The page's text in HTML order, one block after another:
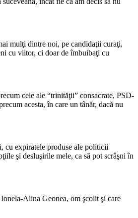
mulţi dintre noi, pe candidaţii curaţi,
cu viitor, ci doar de îmbuibaţi cu
cele ale “trinităţii” consacrate, PSD-
acesta, în care un tânăr, dacă nu
cu expiratele produse ale politicii
şi desluşirile mele, ca să pot scrâşni în
Alina Geonea, om şcolit şi care